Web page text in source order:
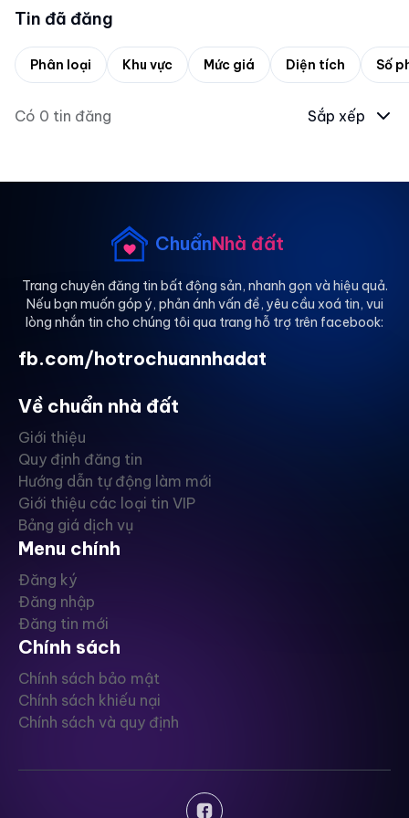
Tin đã đăng
Phân loại Khu vực Mức giá Diện tích Số
Có 0 tin đăng Sắp xếp
ChuẩnNhà đất
Trang chuyên đăng tin bất động sản, nhanh gọn và hiệu quả.
Nếu bạn muốn góp ý, phản ánh vấn đề, yêu cầu xoá tin, vui
lòng nhắn tin cho chúng tôi qua trang hỗ trợ trên facebook:
fb.com/hotrochuannhadat
Về chuẩn nhà đất
Giới thiệu
Quy định đăng tin
Hướng dẫn tự động làm mới
Giới thiệu các loại tin VIP
Bảng giá dịch vụ
Menu chính
Đăng ký
Đăng nhập
Đăng tin mới
Chính sách
Chính sách bảo mật
Chính sách khiếu nại
Chính sách và quy định